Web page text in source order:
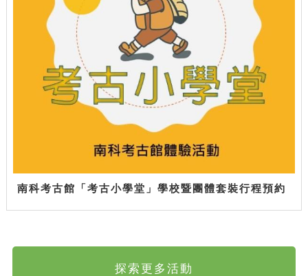
南科考古館「考古小學堂」學校暨團體套裝行程預約
探索更多活動